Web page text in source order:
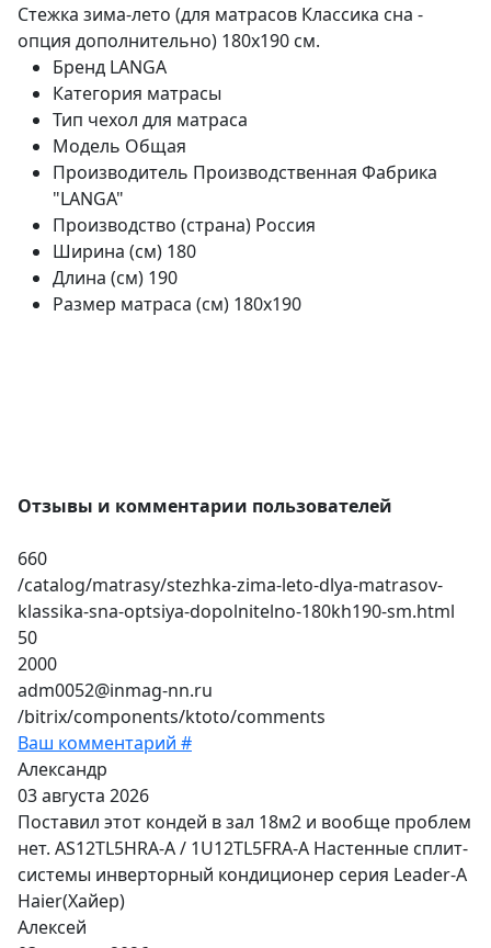
Стежка зима-лето (для матрасов Классика сна -
опция дополнительно) 180х190 см.
Бренд LANGA
Категория матрасы
Тип чехол для матраса
Модель Общая
Производитель Производственная Фабрика
"LANGA"
Производство (страна) Россия
Ширина (см) 180
Длина (см) 190
Размер матраса (см) 180х190
Отзывы и комментарии пользователей
660
/catalog/matrasy/stezhka-zima-leto-dlya-matrasov-
klassika-sna-optsiya-dopolnitelno-180kh190-sm.html
50
2000
adm0052@inmag-nn.ru
/bitrix/components/ktoto/comments
Ваш комментарий #
Александр
03 августа 2026
Поставил этот кондей в зал 18м2 и вообще проблем
нет. AS12TL5HRA-A / 1U12TL5FRA-A Настенные сплит-
системы инверторный кондиционер серия Leader-A
Haier(Хайер)
Алексей